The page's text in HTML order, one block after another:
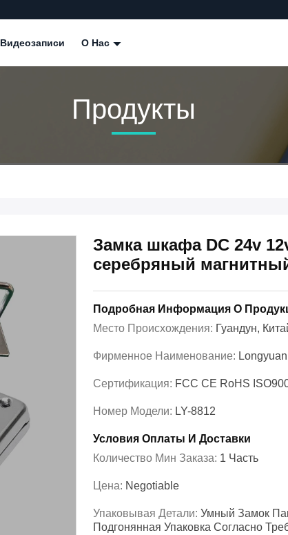
Видеозаписи О Нас
Продукты
Замка шкафа DC 24v
серебряный
Подробная Информация О
Место Происхождения: Гуандун,
Фирменное Наименование:
Сертификация: FCC CE RoHS
Номер Модели: LY-8812
Условия Оплаты И Доставки
Количество Мин Заказа: 1 Часть
Цена: Negotiable
Упаковывая Детали: Умный Замок
Подгонянная Упаковка Согласно